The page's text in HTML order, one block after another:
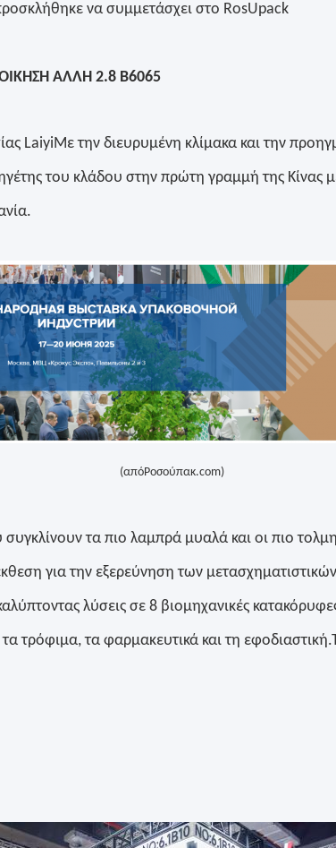
να συμμετάσχει στο RosUpack
ΑΛΛΗ 2.8 Β6065
LaiyiΜε την διευρυμένη κλίμακα και την
ηγέτης του κλάδου στην πρώτη γραμμή της Κίνας
(απόΡοσούπακ.com)
τα πιο λαμπρά μυαλά και οι πιο
για την εξερεύνηση των
λύσεις σε 8 βιομηχανικές
τρόφιμα, τα φαρμακευτικά και τη